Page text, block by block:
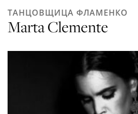
ТАНЦОВЩИЦА ФЛАМЕНКО
Marta Clemente